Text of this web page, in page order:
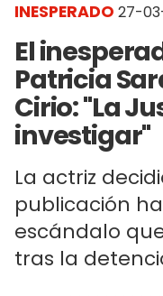
INESPERADO 27-
El
Patricia
Cirio: "La
investigar"
La actriz
publicación
escándalo
tras la